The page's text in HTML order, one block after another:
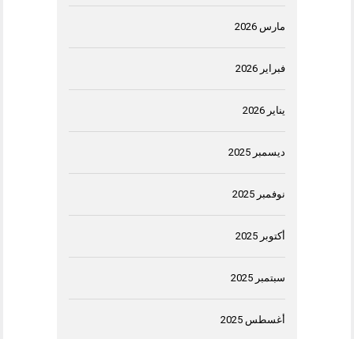
مارس 2026
فبراير 2026
يناير 2026
ديسمبر 2025
نوفمبر 2025
أكتوبر 2025
سبتمبر 2025
أغسطس 2025